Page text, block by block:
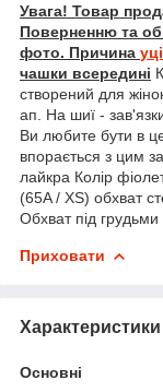
Увага! Товар
Поверненню та
фото. Причина
чашки всередині
створений для
ап. На шиї -
Ви любите бути в
впорається з цим
лайкра Колір
(65A / XS) обхват
Обхват під
Приховати
Характеристики
Основні